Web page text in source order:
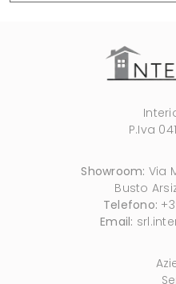
P.Iva
Showroom: Via
Busto
Telefono:
Email: